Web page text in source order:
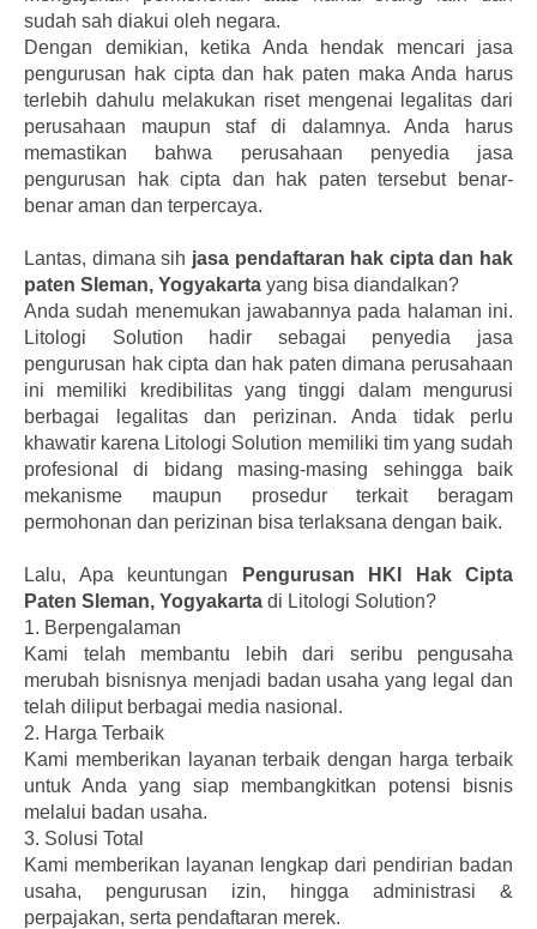
sudah sah diakui oleh negara.
Dengan demikian, ketika Anda hendak mencari jasa
pengurusan hak cipta dan hak paten maka Anda harus
terlebih dahulu melakukan riset mengenai legalitas dari
perusahaan maupun staf di dalamnya. Anda harus
memastikan bahwa perusahaan penyedia jasa
pengurusan hak cipta dan hak paten tersebut benar-
benar aman dan terpercaya.
Lantas, dimana sih jasa pendaftaran hak cipta dan hak
paten Sleman, Yogyakarta yang bisa diandalkan?
Anda sudah menemukan jawabannya pada halaman ini.
Litologi Solution hadir sebagai penyedia jasa
pengurusan hak cipta dan hak paten dimana perusahaan
ini memiliki kredibilitas yang tinggi dalam mengurusi
berbagai legalitas dan perizinan. Anda tidak perlu
khawatir karena Litologi Solution memiliki tim yang sudah
profesional di bidang masing-masing sehingga baik
mekanisme maupun prosedur terkait beragam
permohonan dan perizinan bisa terlaksana dengan baik.
Lalu, Apa keuntungan Pengurusan HKI Hak Cipta
Paten Sleman, Yogyakarta di Litologi Solution?
1. Berpengalaman
Kami telah membantu lebih dari seribu pengusaha
merubah bisnisnya menjadi badan usaha yang legal dan
telah diliput berbagai media nasional.
2. Harga Terbaik
Kami memberikan layanan terbaik dengan harga terbaik
untuk Anda yang siap membangkitkan potensi bisnis
melalui badan usaha.
3. Solusi Total
Kami memberikan layanan lengkap dari pendirian badan
usaha, pengurusan izin, hingga administrasi &
perpajakan, serta pendaftaran merek.